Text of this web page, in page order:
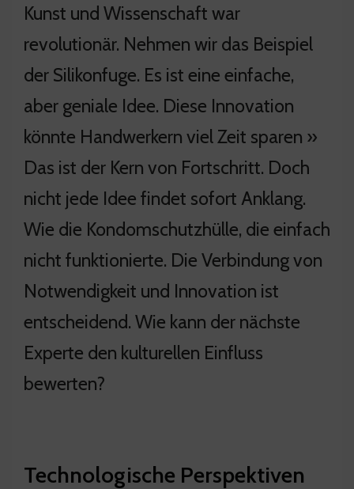
Kunst und Wissenschaft war
revolutionär. Nehmen wir das Beispiel
der Silikonfuge. Es ist eine einfache,
aber geniale Idee. Diese Innovation
könnte Handwerkern viel Zeit sparen »
Das ist der Kern von Fortschritt. Doch
nicht jede Idee findet sofort Anklang.
Wie die Kondomschutzhülle, die einfach
nicht funktionierte. Die Verbindung von
Notwendigkeit und Innovation ist
entscheidend. Wie kann der nächste
Experte den kulturellen Einfluss
bewerten?
Technologische Perspektiven